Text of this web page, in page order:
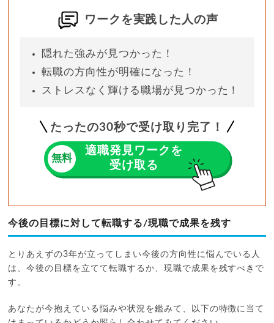
ワークを実践した人の声
隠れた強みが見つかった！
転職の方向性が明確になった！
ストレスなく輝ける職場が見つかった！
たったの30秒で受け取り完了！
無料
適職発見ワークを
受け取る
今後の目標に対して転職する/現職で成果を残す
とりあえずの3年が立ってしまい今後の方向性に悩んでいる人
は、今後の目標を立てて転職するか、現職で成果を残すべきで
す。
あなたが今抱えている悩みや状況を鑑みて、以下の特徴に当て